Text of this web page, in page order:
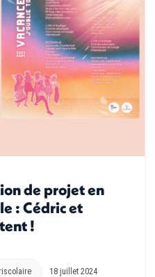
de projet en
: Cédric et
!
18 juillet 2024